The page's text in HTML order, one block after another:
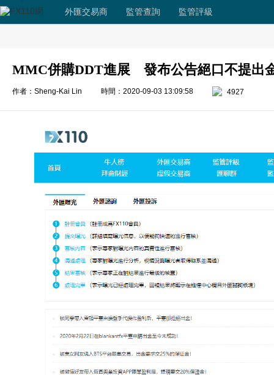
外匯交易商 監管查詢 監管評級
MMC併購DDT進展 發布公告絕口不提出
作者：Sheng-Kai Lin 時間：2020-09-03 13:09:58 4927